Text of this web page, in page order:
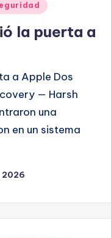
la puerta a
a Apple Dos
— Harsh
una
en un sistema
2026